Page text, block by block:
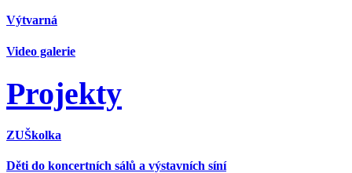
Výtvarná
Video galerie
Projekty
ZUŠkolka
Děti do koncertních sálů a výstavních síní